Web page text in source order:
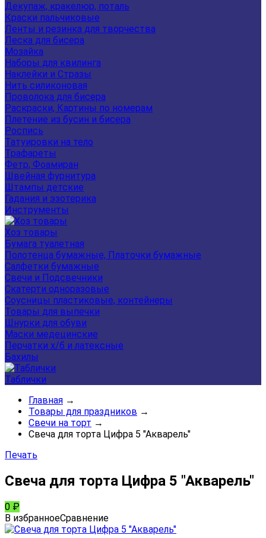
Декупаж, кракелюр, поталь
Краски пальчиковые
Ленты и резинка для творчества
Леска для бисера
Мозайка
Наборы для квилинга
Наклейки и Стразы
Нить силиконовая
Проволока для бисера
Раскраски, Картины по номерам
Плетение из бусин и бисера
Роспись
Татуировки на тело
Трафареты
Фетр, Фоамиран
Швейная фурнитура
Штампы детские
Гадания и эзотерика
Инструменты
Хоз товары
Бумага туалетная
Полотенца бумажные, Платочки бумажные
Салфетки бумажные
Свечи и Подсвечники
Скатерти одноразовые
Соусницы пластиковые, контейнеры
Товары для выпечки
Шнурки для обуви
Маски медецинские
Перчатки х/б и латексные
Бахилы
Таблички
Главная →
Товары для праздников →
Свечи на торт →
Свеча для торта Цифра 5 "Акварель"
Печать
Свеча для торта Цифра 5 "Акварель"
0 ₽
В избранноеСравнение